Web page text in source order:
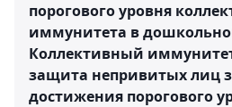
порогового уровня
иммунитета в
Коллективный
защита непривитых лиц
достижения порогового